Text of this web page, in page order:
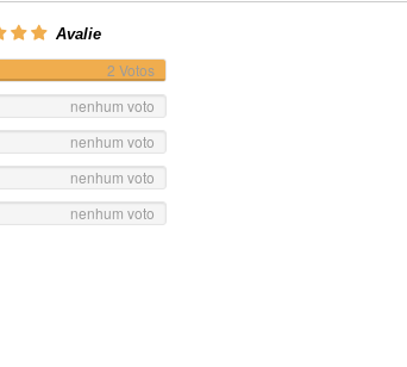
2 Votos
nenhum voto
nenhum voto
nenhum voto
nenhum voto